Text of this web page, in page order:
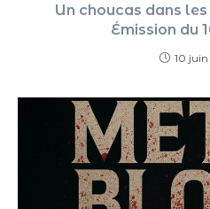
Un choucas dans
Émission du
10